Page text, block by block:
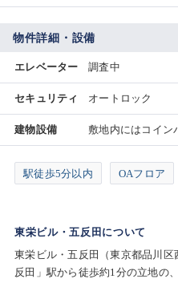
物件詳細・設備
エレベーター 調査中
セキュリティ オートロック
建物設備 敷地内にはコイン
駅徒歩5分以内 OAフロア
東栄ビル・五反田について
東栄ビル・五反田（東京都品川
反田」駅から徒歩約1分の立地の